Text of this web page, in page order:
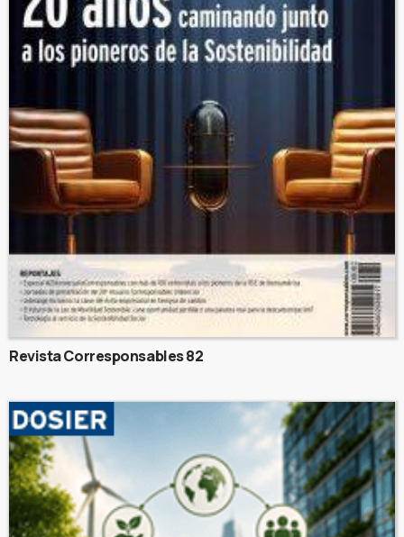
Revista Corresponsables 82